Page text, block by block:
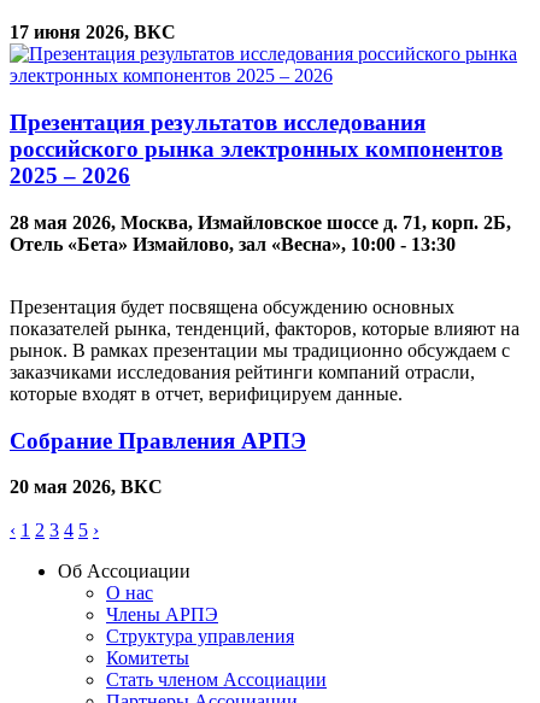
17 июня 2026, ВКС
Презентация результатов исследования
российского рынка электронных компонентов
2025 – 2026
28 мая 2026, Москва, Измайловское шоссе д. 71, корп. 2Б,
Отель «Бета» Измайлово, зал «Весна», 10:00 - 13:30
Презентация будет посвящена обсуждению основных
показателей рынка, тенденций, факторов, которые влияют на
рынок. В рамках презентации мы традиционно обсуждаем с
заказчиками исследования рейтинги компаний отрасли,
которые входят в отчет, верифицируем данные.
Собрание Правления АРПЭ
20 мая 2026, ВКС
‹ 1 2 3 4 5 ›
Об Ассоциации
О нас
Члены АРПЭ
Структура управления
Комитеты
Стать членом Ассоциации